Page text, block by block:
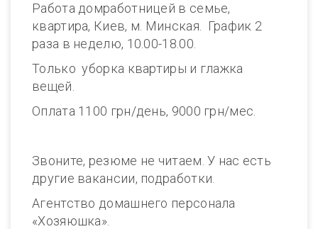
Работа домработницей в семье,
квартира, Киев, м. Минская. График 2
раза в неделю, 10.00-18.00.
Только уборка квартиры и глажка
вещей.
Оплата 1100 грн/день, 9000 грн/мес.
Звоните, резюме не читаем. У нас есть
другие вакансии, подработки.
Агентство домашнего персонала
«Хозяюшка».